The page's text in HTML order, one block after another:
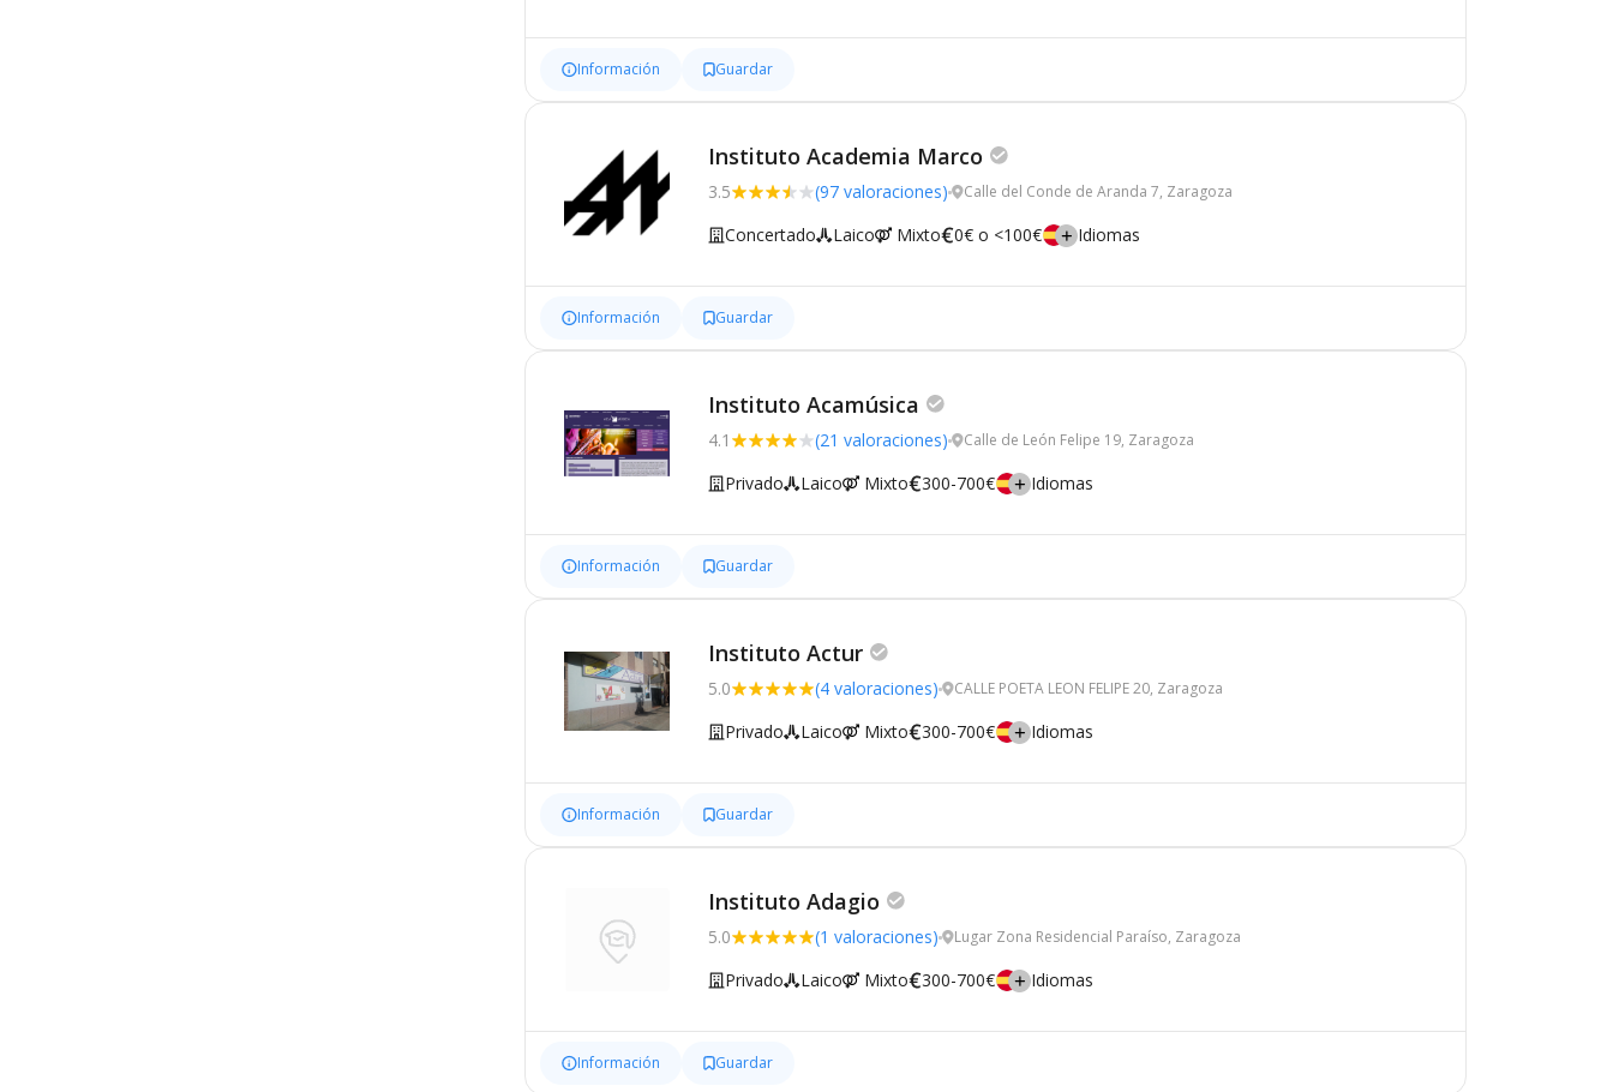
Información Guardar
Instituto Academia Marco
3.5 (97 valoraciones) Calle del Conde de Aranda 7, Zaragoza
Concertado Laico Mixto 0€ o <100€ Idiomas
Información Guardar
Instituto Acamúsica
4.1 (21 valoraciones) Calle de León Felipe 19, Zaragoza
Privado Laico Mixto 300-700€ Idiomas
Información Guardar
Instituto Actur
5.0 (4 valoraciones) CALLE POETA LEON FELIPE 20, Zaragoza
Privado Laico Mixto 300-700€ Idiomas
Información Guardar
Instituto Adagio
5.0 (1 valoraciones) Lugar Zona Residencial Paraíso, Zaragoza
Privado Laico Mixto 300-700€ Idiomas
Información Guardar